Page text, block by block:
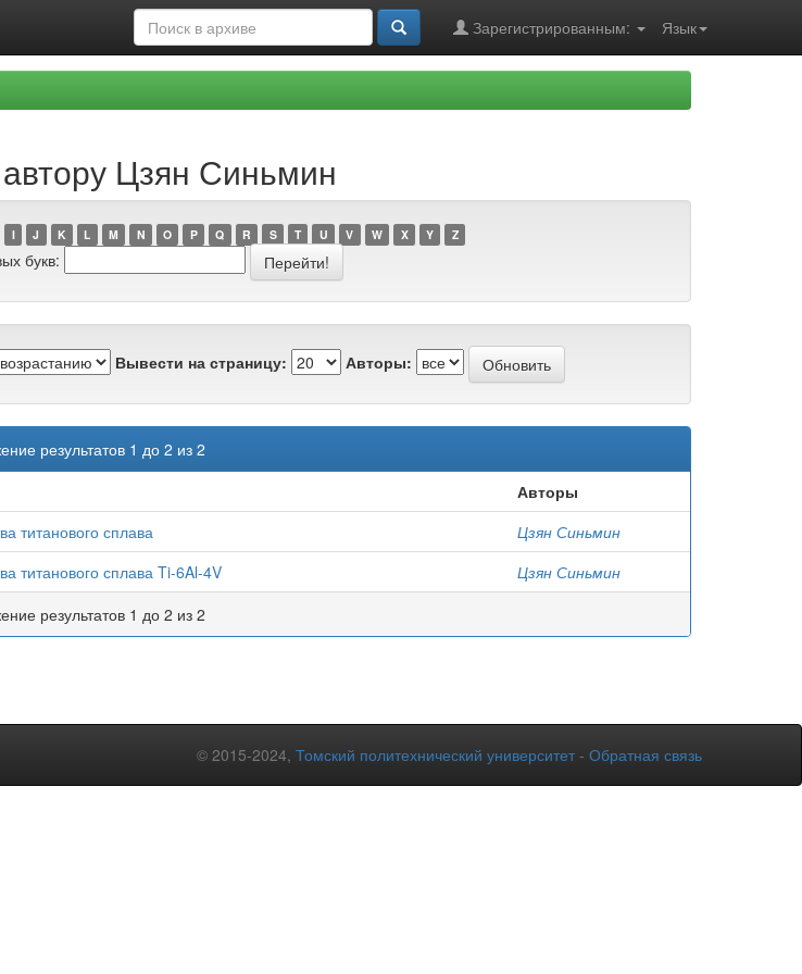
Язык
Зарегистрированным:
Цзян Синьмин
I J K L M N O P Q R S T U V W X Y Z
букв:
Вывести на страницу: Авторы:
результатов 1 до 2 из 2
Авторы
титанового сплава
Цзян Синьмин
титанового сплава Ti-6Al-4V
Цзян Синьмин
результатов 1 до 2 из 2
© 2015-2024, Томский политехнический университет - Обратная связь